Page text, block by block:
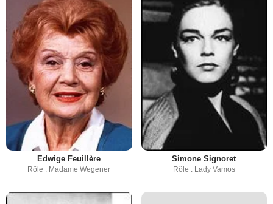
Edwige Feuillère
Rôle : Madame Wegener
Simone Signoret
Rôle : Lady Vamos